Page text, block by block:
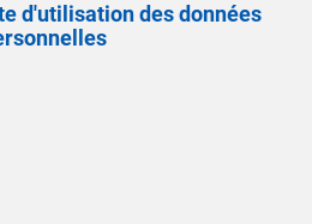
d'utilisation des données